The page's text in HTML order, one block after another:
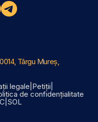
Târgu Mureș,
legale Petiții
de confidențialitate
SOL